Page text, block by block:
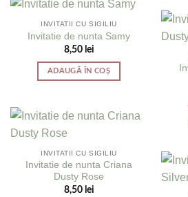
INVITATII CU SIGILIU
Invitatie de nunta Samy
8,50 lei
ADAUGĂ ÎN COȘ
INVITATII CU SIGILIU
Invitatie de nunta Criana
Dusty Rose
8,50 lei